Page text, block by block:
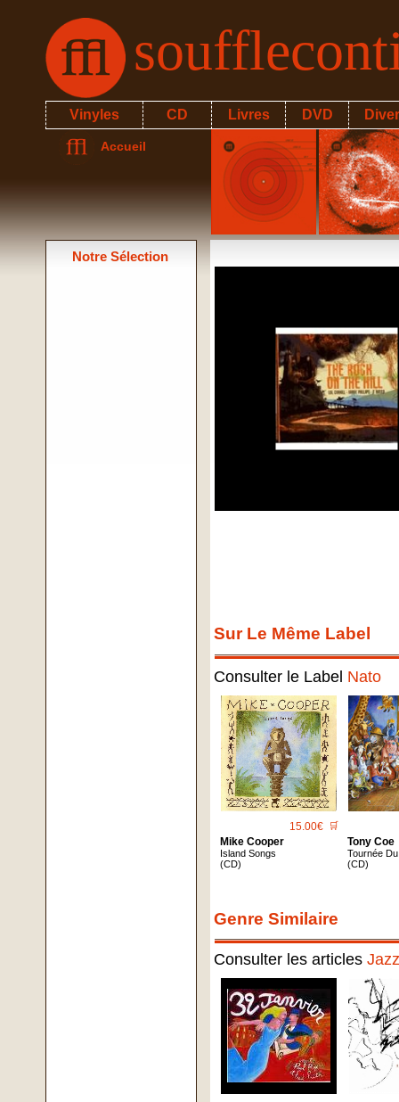
Vinyles CD Livres DVD
Accueil
Notre Sélection
Sur Le Même Label
Consulter le Label Nato
15.00€ 🛒
Mike Cooper
Island Songs
(CD)
Tony Coe
Tournée
(CD)
Genre Similaire
Consulter les articles